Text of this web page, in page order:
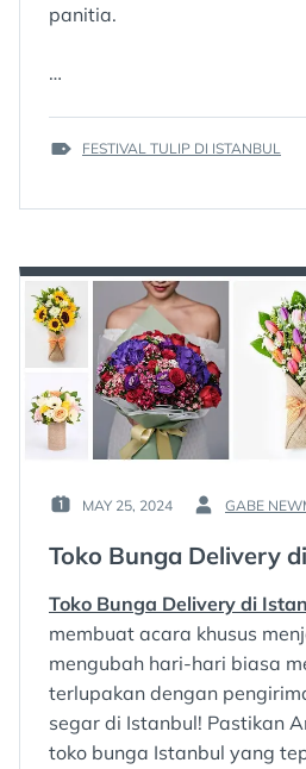
panitia.
…
TAGS
FESTIVAL TULIP DI ISTANBUL
POSTED
MAY 25, 2024
BY
GABE
Toko Bunga Delivery
Toko Bunga Delivery di
membuat acara khusus
mengubah hari-hari biasa
terlupakan dengan
segar di Istanbul! Pastikan
toko bunga Istanbul yang